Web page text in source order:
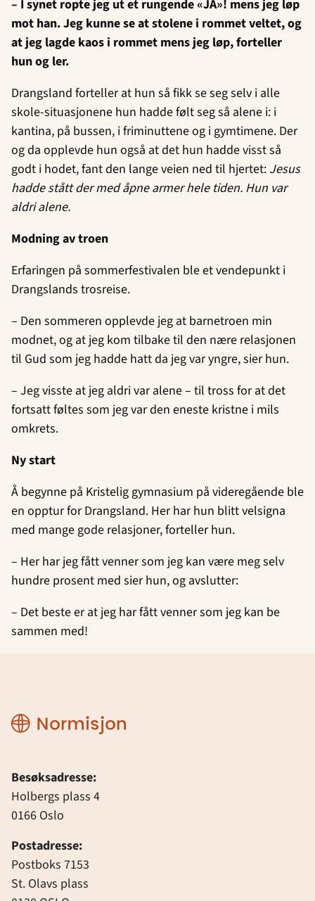
– I synet ropte jeg ut et rungende «JA»! mens jeg løp
mot han. Jeg kunne se at stolene i rommet veltet, og
at jeg lagde kaos i rommet mens jeg løp, forteller
hun og ler.
Drangsland forteller at hun så fikk se seg selv i alle
skole-situasjonene hun hadde følt seg så alene i: i
kantina, på bussen, i friminuttene og i gymtimene. Der
og da opplevde hun også at det hun hadde visst så
godt i hodet, fant den lange veien ned til hjertet: Jesus
hadde stått der med åpne armer hele tiden. Hun var
aldri alene.
Modning av troen
Erfaringen på sommerfestivalen ble et vendepunkt i
Drangslands trosreise.
– Den sommeren opplevde jeg at barnetroen min
modnet, og at jeg kom tilbake til den nære relasjonen
til Gud som jeg hadde hatt da jeg var yngre, sier hun.
– Jeg visste at jeg aldri var alene – til tross for at det
fortsatt føltes som jeg var den eneste kristne i mils
omkrets.
Ny start
Å begynne på Kristelig gymnasium på videregående ble
en opptur for Drangsland. Her har hun blitt velsigna
med mange gode relasjoner, forteller hun.
– Her har jeg fått venner som jeg kan være meg selv
hundre prosent med sier hun, og avslutter:
– Det beste er at jeg har fått venner som jeg kan be
sammen med!
Normisjon
Besøksadresse:
Holbergs plass 4
0166 Oslo
Postadresse:
Postboks 7153
St. Olavs plass